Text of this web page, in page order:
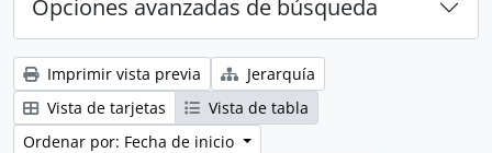
Opciones avanzadas de búsqueda
Imprimir vista previa
Jerarquía
Vista de tarjetas
Vista de tabla
Ordenar por: Fecha de inicio